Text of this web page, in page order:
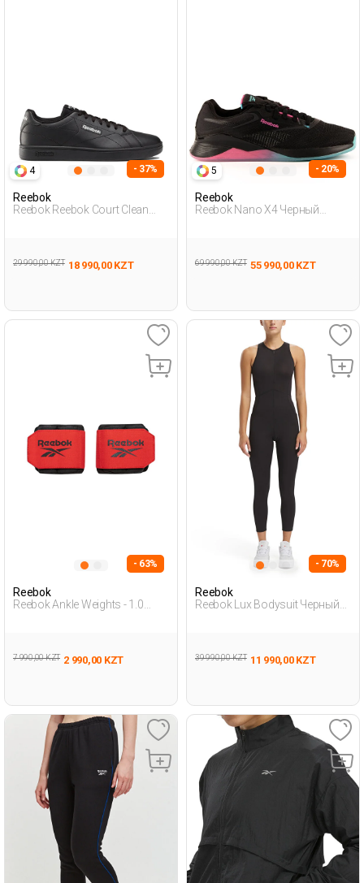
4 - 37%
Reebok
Reebok Reebok Court Clean
29 990,00 KZT 18 990,00 KZT
5 - 20%
Reebok
Reebok Nano X4 Черный
69 990,00 KZT 55 990,00 KZT
- 63%
Reebok
Reebok Ankle Weights - 1.0
7 990,00 KZT 2 990,00 KZT
- 70%
Reebok
Reebok Lux Bodysuit Черный
39 990,00 KZT 11 990,00 KZT